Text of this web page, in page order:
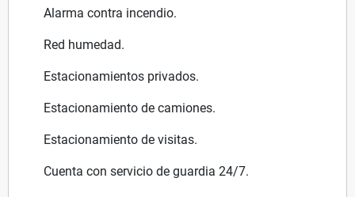
Alarma contra incendio.
Red humedad.
Estacionamientos privados.
Estacionamiento de camiones.
Estacionamiento de visitas.
Cuenta con servicio de guardia 24/7.